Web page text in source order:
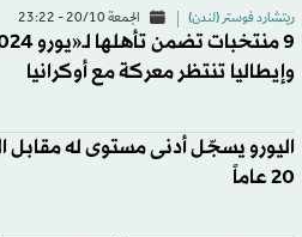
ريتشارد فوستر (لندن) الجمعة 20/10 - 23:22
وإيطاليا تنتظر معركة مع أوكرانيا
اليورو يسجّل أدنى مستوى له مقابل
20 عاماً